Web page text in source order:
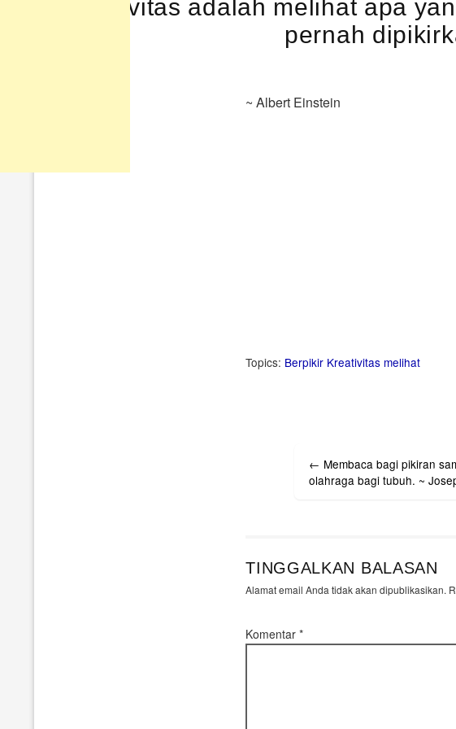
Kreativitas adalah melihat apa
~ Albert Einstein
Topics: Berpikir Kreativitas melihat
navigation
← Membaca bagi pikiran
olahraga bagi tubuh. ~
TINGGALKAN BALASAN
Alamat email Anda tidak akan dipublikasikan.
Komentar*